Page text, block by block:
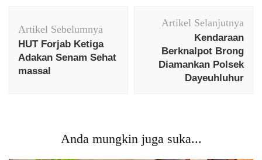
Artikel
Artikel Sebelumnya
HUT Forjab Ketiga
Adakan Senam Sehat
massal
Artikel Selanjutnya
Kendaraan
Berknalpot Brong
Diamankan Polsek
Dayeuhluhur
Anda mungkin juga suka...